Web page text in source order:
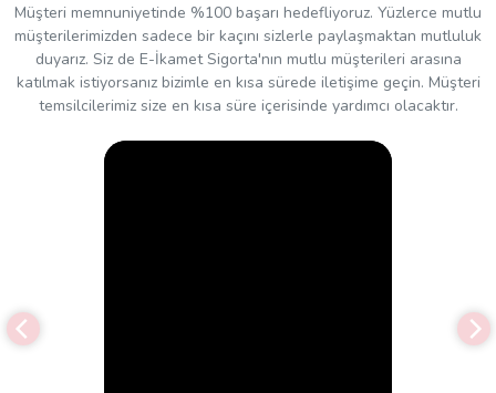
Müşteri memnuniyetinde %100 başarı hedefliyoruz. Yüzlerce mutlu
müşterilerimizden sadece bir kaçını sizlerle paylaşmaktan mutluluk
duyarız. Siz de E-İkamet Sigorta'nın mutlu müşterileri arasına
katılmak istiyorsanız bizimle en kısa sürede iletişime geçin. Müşteri
temsilcilerimiz size en kısa süre içerisinde yardımcı olacaktır.